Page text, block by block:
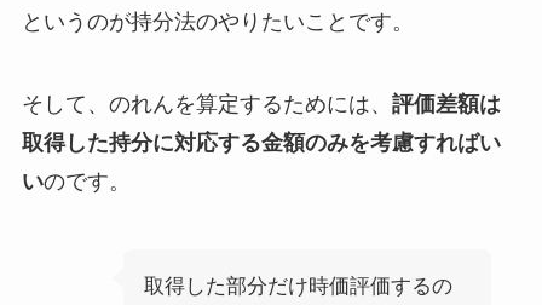
というのが持分法のやりたいことです。
そして、のれんを算定するためには、 評価差額は
取得した持分に対応する金額のみを考慮すればい
いのです。
取得した部分だけ時価評価するの